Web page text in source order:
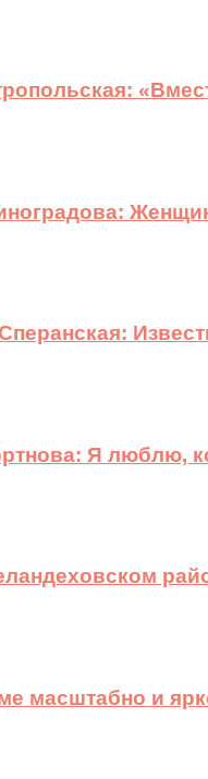
Я люблю,
масштабно и